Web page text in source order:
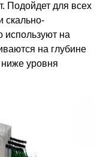
Подойдет для всех
скально-
используют на
на глубине
ниже уровня